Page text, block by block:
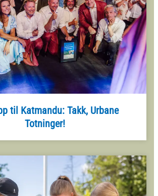
til Katmandu: Takk, Urbane
Totninger!